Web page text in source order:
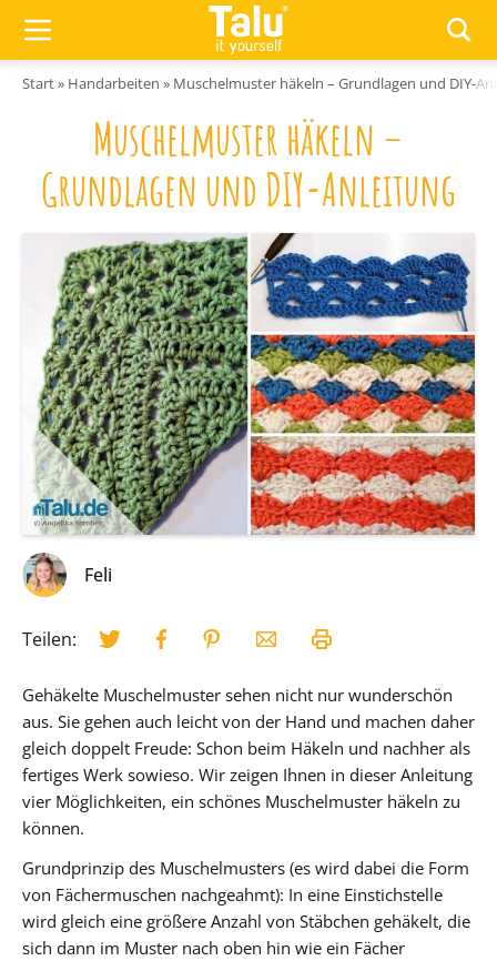
Start» Handarbeiten » Muschelmuster häkeln – Grundlagen und DIY-
Muschelmuster häkeln –
Grundlagen und DIY-Anleitung
Feli
Teilen:
Gehäkelte Muschelmuster sehen nicht nur wunderschön
aus. Sie gehen auch leicht von der Hand und machen daher
gleich doppelt Freude: Schon beim Häkeln und nachher als
fertiges Werk sowieso. Wir zeigen Ihnen in dieser Anleitung
vier Möglichkeiten, ein schönes Muschelmuster häkeln zu
können.
Grundprinzip des Muschelmusters (es wird dabei die Form
von Fächermuschen nachgeahmt): In eine Einstichstelle
wird gleich eine größere Anzahl von Stäbchen gehäkelt, die
sich dann im Muster nach oben hin wie ein Fächer